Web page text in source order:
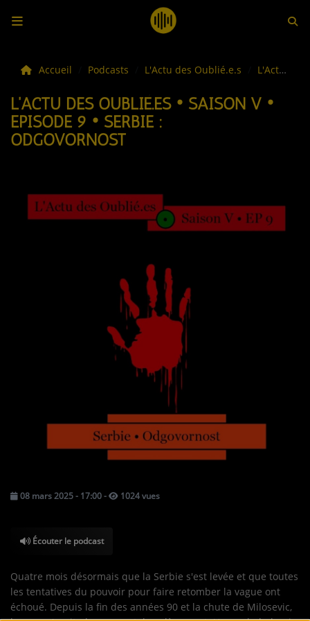
LES ACTUS
LA MUSIQUE
LES PLAYLISTS
LES WEBRADIOS
LA GRILLE DES PROGRAMMES
TOUTES LES ÉMISSIONS
TOUS LES PODCASTS
C'EST QUOI CETTE RADIO ?
LES ATELIERS PÉDAGOGIQUES
COMMUNIQUEZ SUR OUEST
LA BOUTIQUE
PARTICIPEZ
LE T'CHAT
LES JEUX-CONCOURS
Accueil Podcasts L'Actu des Oublié.e.s L'Actu des Oublié.es • Saison V • Episode 9 • Serbie : Odgovornost
L'ACTU DES OUBLIÉ.ES • SAISON V •
EPISODE 9 • SERBIE :
ODGOVORNOST
08 mars 2025 - 17:00- 1024 vues
Écouter le podcast
Quatre mois désormais que la Serbie s'est levée et que toutes
les tentatives du pouvoir pour faire retomber la vague ont
échoué. Depuis la fin des années 90 et la chute de Milosevic,